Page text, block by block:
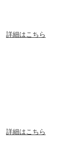
詳細はこちら
詳細はこちら